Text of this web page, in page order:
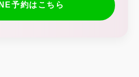
予約はこちら